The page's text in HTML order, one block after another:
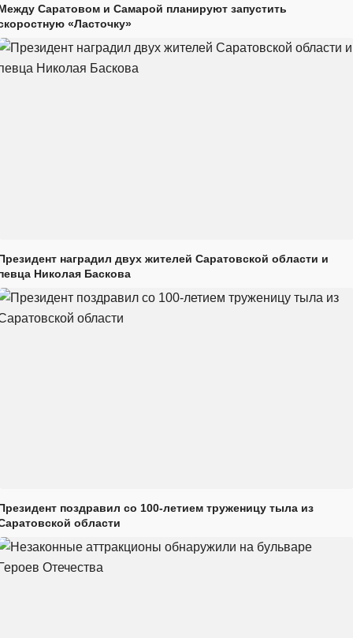
Саратовом и Самарой планируют запустить
«Ласточку»
наградил двух жителей Саратовской области и
Николая Баскова
поздравил со 100-летием труженицу тыла из
области